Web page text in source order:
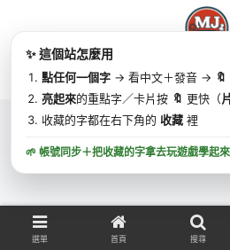
Copyright © 2025 MJ英語 | MJ
選單 首頁 搜尋
✨ 這個站怎麼用
點任何一個字 → 看中文＋發音 → 🔖
亮起來的重點字／卡片按 🔖 更快（
收藏的字都在右下角的 收藏 裡
🌱 帳號同步＋把收藏的字拿去玩遊戲學起來